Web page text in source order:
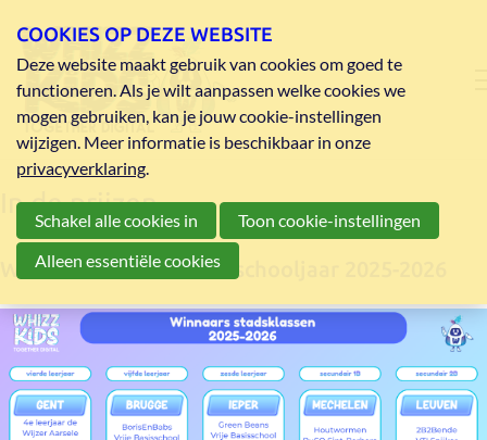
In de prijzen
Winnaars stadsklassen schooljaar 2025-2026
COOKIES OP DEZE WEBSITE
Deze website maakt gebruik van cookies om goed te
functioneren. Als je wilt aanpassen welke cookies we
mogen gebruiken, kan je jouw cookie-instellingen
wijzigen. Meer informatie is beschikbaar in onze
privacyverklaring.
Schakel alle cookies in
Toon cookie-instellingen
Alleen essentiële cookies